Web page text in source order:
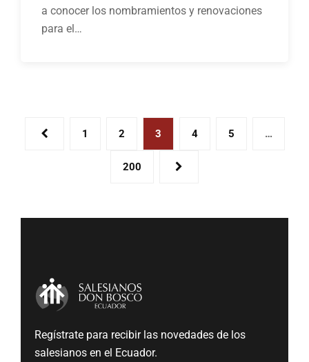
a conocer los nombramientos y renovaciones
para el…
1 2 3 4 5 …
200
Regístrate para recibir las novedades de los
salesianos en el Ecuador.